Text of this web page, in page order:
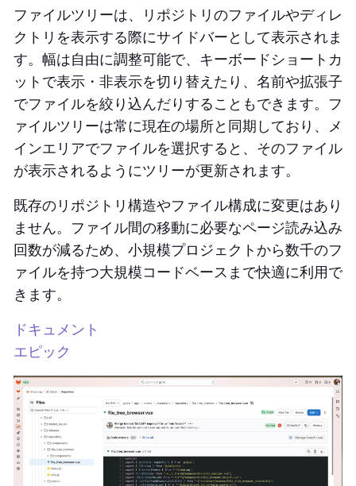
ファイルツリーは、リポジトリのファイルやディレ
クトリを表示する際にサイドバーとして表示されま
す。幅は自由に調整可能で、キーボードショートカ
ットで表示・非表示を切り替えたり、名前や拡張子
でファイルを絞り込んだりすることもできます。フ
ァイルツリーは常に現在の場所と同期しており、メ
インエリアでファイルを選択すると、そのファイル
が表示されるようにツリーが更新されます。
既存のリポジトリ構造やファイル構成に変更はあり
ません。ファイル間の移動に必要なページ読み込み
回数が減るため、小規模プロジェクトから数千のフ
ァイルを持つ大規模コードベースまで快適に利用で
きます。
ドキュメント
エピック